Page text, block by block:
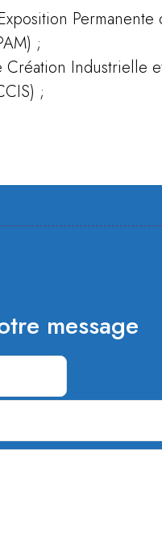
Permanente
;
Création Industrielle
;
message